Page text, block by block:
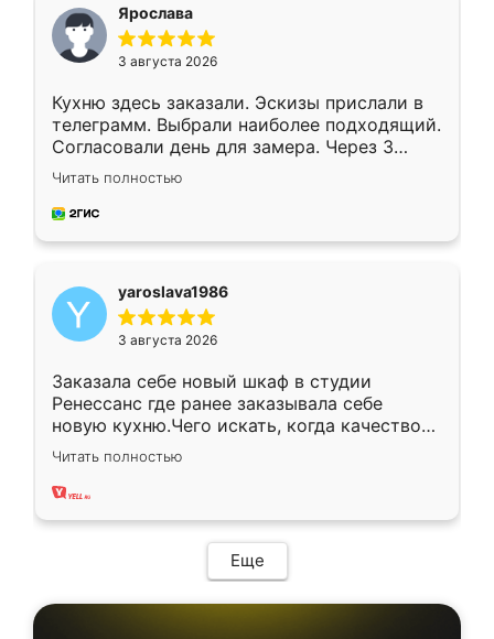
Ярослава
3 августа 2026
Кухню здесь заказали. Эскизы прислали в
телеграмм. Выбрали наиболее подходящий.
Согласовали день для замера. Через 3
недели кухня была уже готова. Остались
довольны работой. Спасибо Ренессанс
мебель за качественную работу!
Читать полностью
yaroslava1986
3 августа 2026
Заказала себе новый шкаф в студии
Ренессанс где ранее заказывала себе
новую кухню.Чего искать, когда качеством
вполне довольна. Служит кухня уже почти
два года, нареканий нет.
Читать полностью
Еще